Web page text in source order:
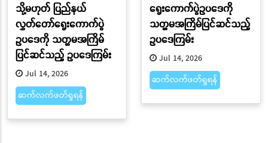
သို့မဟုတ် ပြည်နယ်
လွှတ်တော်ရွေးကောက်ပွဲ
ဥပဒေကို သတ္တမအကြိမ်
ပြင်ဆင်သည့် ဥပဒေကြမ်း
Jul 14, 2026
ဆက်လက်ဖတ်ရှုရန်
ရွေးကောက်ပွဲဥပဒေကို
သတ္တမအကြိမ်ပြင်ဆင်သည့်
ဥပဒေကြမ်း
Jul 14, 2026
ဆက်လက်ဖတ်ရှုရန်